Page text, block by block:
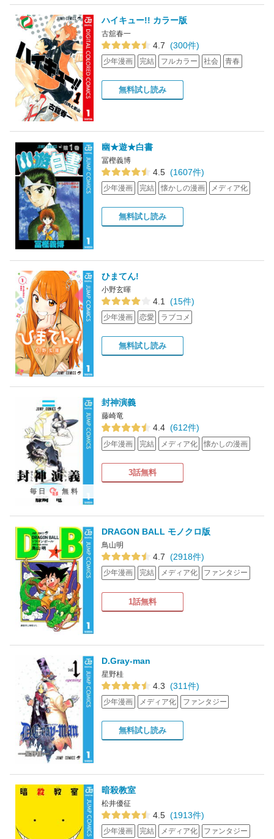
ハイキュー!! カラー版
古舘春一
4.7 (300件)
少年漫画 完結 フルカラー 社会 青春
無料試し読み
幽★遊★白書
冨樫義博
4.5 (1607件)
少年漫画 完結 懐かしの漫画 メディア化
無料試し読み
ひまてん!
小野玄暉
4.1 (15件)
少年漫画 恋愛 ラブコメ
無料試し読み
封神演義
藤崎竜
4.4 (612件)
少年漫画 完結 メディア化 懐かしの漫画
3話無料
毎日 無料
DRAGON BALL モノクロ版
鳥山明
4.7 (2918件)
少年漫画 完結 メディア化 ファンタジー
1話無料
D.Gray-man
星野桂
4.3 (311件)
少年漫画 メディア化 ファンタジー
無料試し読み
暗殺教室
松井優征
4.5 (1913件)
少年漫画 完結 メディア化 ファンタジー